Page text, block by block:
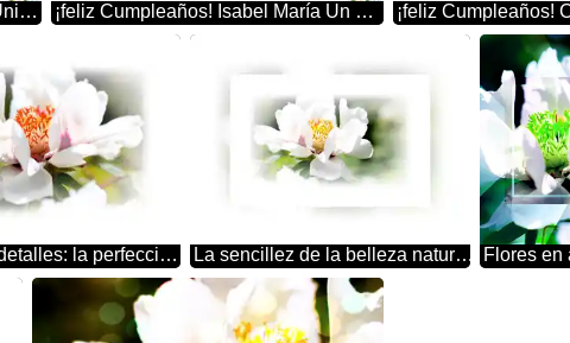
¡feliz Cumpleaños! Valentina Un Universo De Detalles: La Perfección De Las Flores En Primer Plano ¡feliz Cumpleaños! Isabel María Un Universo De Detalles: La Perfección De Las Flores En Primer Plano
Un universo de detalles: la perfección de las flores en primer plano La sencillez de la belleza natural: flores que nos cautivan